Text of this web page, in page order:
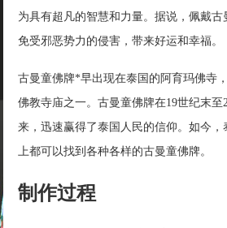
为具有超凡的智慧和力量。据说，佩戴古
免受邪恶势力的侵害，带来好运和幸福。
古曼童佛牌*早出现在泰国的阿育玛佛寺
佛教寺庙之一。古曼童佛牌在19世纪末至
来，迅速赢得了泰国人民的信仰。如今，
上都可以找到各种各样的古曼童佛牌。
制作过程